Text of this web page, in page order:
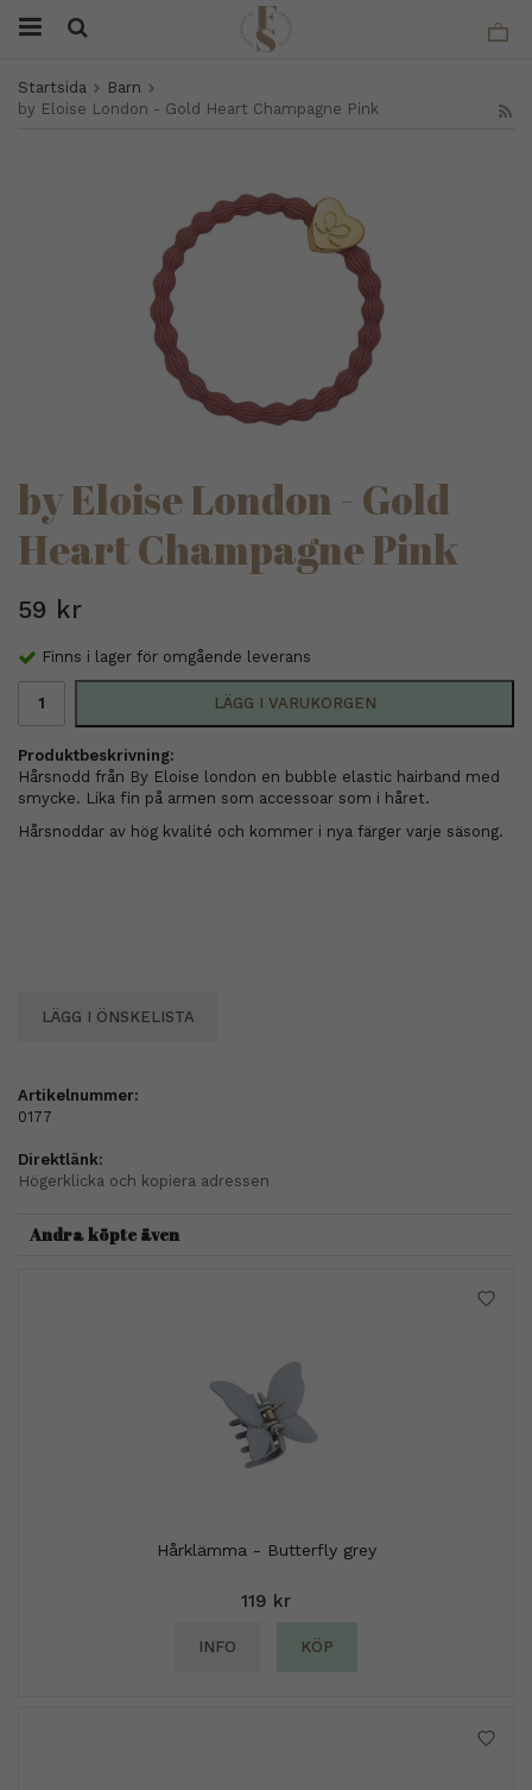
Startsida
Barn
by Eloise London - Gold Heart Champagne Pink
by Eloise London - Gold
Heart Champagne Pink
59 kr
Finns i lager för omgående leverans
LÄGG I VARUKORGEN
Produktbeskrivning:
Hårsnodd från By Eloise london en bubble elastic hairband med
smycke. Lika fin på armen som accessoar som i håret.
Hårsnoddar av hög kvalité och kommer i nya färger varje säsong.
LÄGG I ÖNSKELISTA
Artikelnummer:
0177
Direktlänk:
Högerklicka och kopiera adressen
Andra köpte även
Hårklämma - Butterfly grey
119 kr
INFO KÖP